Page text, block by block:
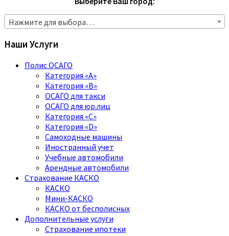
Нажмите для выбора…
Наши Услуги
Полис ОСАГО
Категория «A»
Категория «B»
ОСАГО для такси
ОСАГО для юр.лиц
Категория «C»
Категория «D»
Самоходные машины
Иностранный учет
Учебные автомобили
Арендные автомобили
Страхование КАСКО
КАСКО
Мини-КАСКО
КАСКО от бесполисных
Дополнительные услуги
Страхование ипотеки